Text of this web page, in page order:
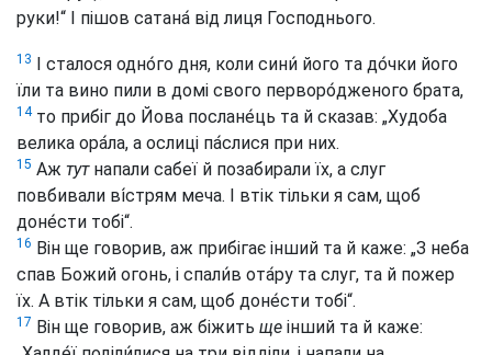
руки!“ І пішов сатана́ від лиця Господнього.
13 І сталося одно́го дня, коли сини́ його та до́чки його
їли та вино пили в домі свого перворо́дженого брата,
14то прибіг до Йова послане́ць та й сказав: „Худоба
велика ора́ла, а ослиці па́слися при них.
15 Аж тутнапали сабеї й позабирали їх, а слуг
повбивали ві́стрям меча. І втік тільки я сам, щоб
доне́сти тобі“.
16 Він ще говорив, аж прибігає інший та й каже: „З неба
спав Божий огонь, і спали́в ота́ру та слуг, та й пожер
їх. А втік тільки я сам, щоб доне́сти тобі“.
17 Він ще говорив, аж біжить ще інший та й каже: